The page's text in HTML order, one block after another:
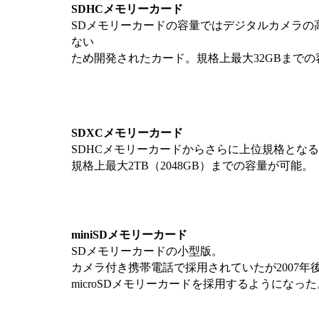
SDHCメモリーカード
SDメモリーカードの容量ではデジタルカメラ
ない
ため開発されたカード。規格上最大32GBまで
SDXCメモリーカード
SDHCメモリーカードからさらに上位規格とな
規格上最大2TB（2048GB）までの容量が可能。
miniSDメモリーカード
SDメモリーカードの小型版。
カメラ付き携帯電話で採用されていたが2007年
microSDメモリーカードを採用するようになった